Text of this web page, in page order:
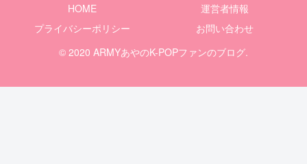
HOME
運営者情報
プライバシーポリシー
お問い合わせ
© 2020 ARMYあやのK-POPファンのブログ.